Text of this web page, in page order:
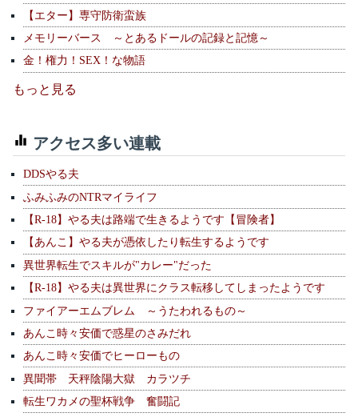
【エター】専守防衛蛮族
メモリーバース ～とあるドールの記録と記憶～
金！権力！SEX！な物語
もっと見る
アクセス多い連載
DDSやる夫
ふみふみのNTRマイライフ
【R-18】やる夫は路端で生きるようです【冒険者】
【あんこ】やる夫が憑依したり転生するようです
異世界転生でスキルが"カレー"だった
【R-18】やる夫は異世界にクラス転移してしまったようです
ファイアーエムブレム ～うたわれるもの～
あんこ時々安価で惑星のさみだれ
あんこ時々安価でヒーローもの
異聞帯 天秤陰陽大獄 カラツチ
転生ワカメの聖杯戦争 奮闘記